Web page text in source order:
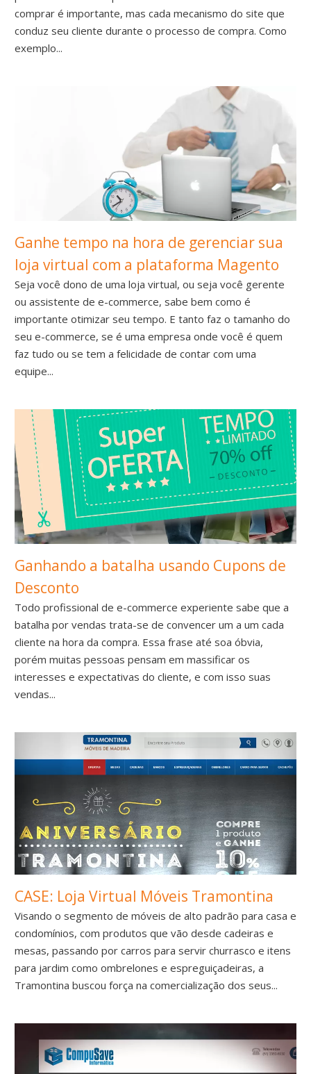
comprar é importante, mas cada mecanismo do site que
conduz seu cliente durante o processo de compra. Como
exemplo...
Ganhe tempo na hora de gerenciar sua
loja virtual com a plataforma Magento
Seja você dono de uma loja virtual, ou seja você gerente
ou assistente de e-commerce, sabe bem como é
importante otimizar seu tempo. E tanto faz o tamanho do
seu e-commerce, se é uma empresa onde você é quem
faz tudo ou se tem a felicidade de contar com uma
equipe...
Ganhando a batalha usando Cupons de
Desconto
Todo profissional de e-commerce experiente sabe que a
batalha por vendas trata-se de convencer um a um cada
cliente na hora da compra. Essa frase até soa óbvia,
porém muitas pessoas pensam em massificar os
interesses e expectativas do cliente, e com isso suas
vendas...
CASE: Loja Virtual Móveis Tramontina
Visando o segmento de móveis de alto padrão para casa e
condomínios, com produtos que vão desde cadeiras e
mesas, passando por carros para servir churrasco e itens
para jardim como ombrelones e espreguiçadeiras, a
Tramontina buscou força na comercialização dos seus...